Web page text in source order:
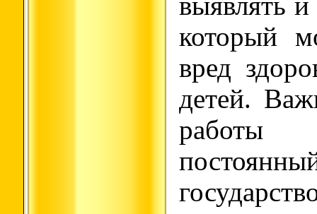
который
вред
детей.